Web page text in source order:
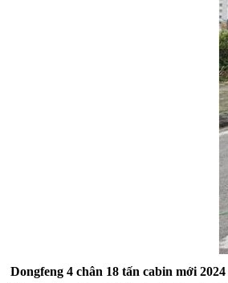
Dongfeng 4 chân 18 tấn cabin mới 2024